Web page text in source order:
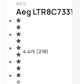
AEG
Aeg LTR8C7331A
4.4/5 (218)